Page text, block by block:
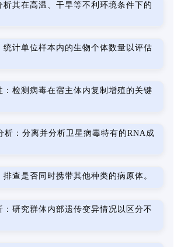
析其在高温、干旱等不利环境条件下的
统计单位样本内的生物个体数量以评估
：检测病毒在宿主体内复制增殖的关键
析：分离并分析卫星病毒特有的RNA成
查是否同时携带其他种类的病原体。
：研究群体内部遗传变异情况以区分不